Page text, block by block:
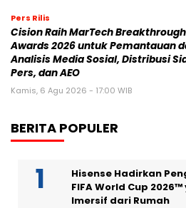
Pers Rilis
Cision Raih MarTech Breakthrough
Awards 2026 untuk Pemantauan
Analisis Media Sosial, Distribusi
Pers, dan AEO
Kamis, 6 Agu 2026 - 17:00 WIB
BERITA POPULER
Hisense Hadirkan
FIFA World Cup
Imersif dari Rumah